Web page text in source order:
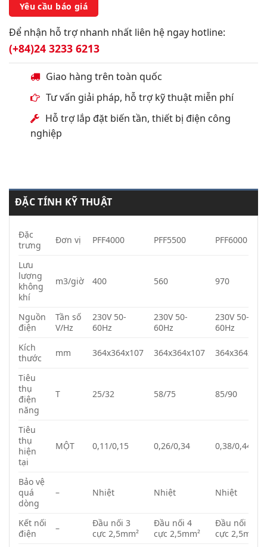
Yêu cầu báo giá
Để nhận hỗ trợ nhanh nhất liên hệ ngay hotline:
(+84)24 3233 6213
Giao hàng trên toàn quốc
Tư vấn giải pháp, hỗ trợ kỹ thuật miễn phí
Hỗ trợ lắp đặt biến tần, thiết bị điện công
nghiệp
ĐẶC TÍNH KỸ THUẬT
Đặc
trưng
Đơn vị PFF4000 PFF5500 PFF6000
Lưu
lượng
không
khí
m3/giờ 400 560 970
Nguồn
điện
Tần số
V/Hz
230V 50-
60Hz
230V 50-
60Hz
230V 50-
60Hz
Kích
thước
mm 364x364x107 364x364x107 364x364x107
Tiêu
thụ
điện
năng
T 25/32 58/75 85/90
Tiêu
thụ
hiện
tại
MỘT 0,11/0,15 0,26/0,34 0,38/0,44
Bảo vệ
quá
dòng
– Nhiệt Nhiệt Nhiệt
Kết nối
điện
–
Đầu nối 3
cực 2,5mm²
Đầu nối 4
cực 2,5mm²
Đầu nối 4
cực 2,5mm²